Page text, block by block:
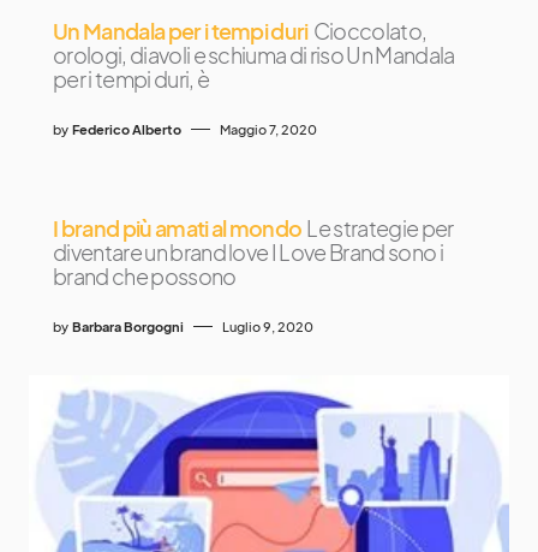
Un Mandala per i tempi duri Cioccolato,
orologi, diavoli e schiuma di riso Un Mandala
per i tempi duri, è
by Federico Alberto Maggio 7, 2020
I brand più amati al mondo Le strategie per
diventare un brand love I Love Brand sono i
brand che possono
by Barbara Borgogni Luglio 9, 2020